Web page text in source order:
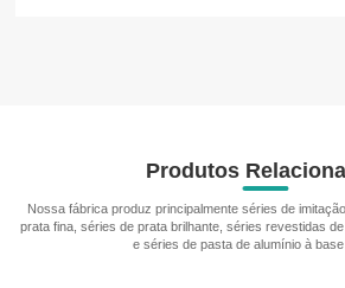
Produtos
Nossa fábrica produz principalmente séries de
prata fina, séries de prata brilhante, séries revestidas
e séries de pasta de alumínio à base